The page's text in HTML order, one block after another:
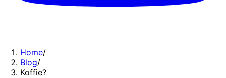
Home/
Blog/
Koffie?